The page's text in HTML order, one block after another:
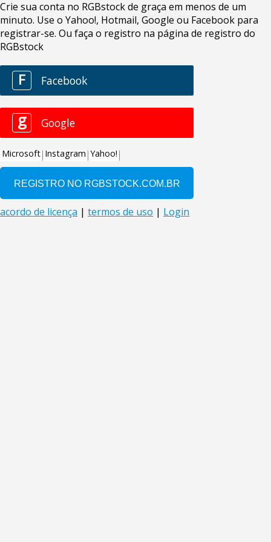
Crie sua conta no RGBstock de graça em menos de um
minuto. Use o Yahoo!, Hotmail, Google ou Facebook para
registrar-se. Ou faça o registro na página de registro do
RGBstock
F Facebook
g Google
Microsoft Instagram Yahoo!
acordo de licença | termos de uso | Login